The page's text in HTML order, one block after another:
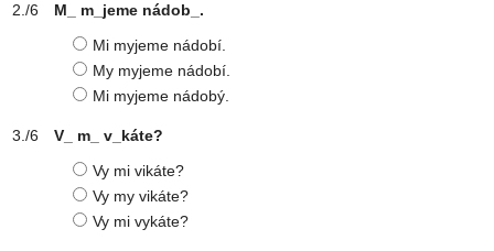
M_ m_jeme nádob_.
Mi myjeme nádobí.
My myjeme nádobí.
Mi myjeme nádobý.
V_ m_ v_káte?
Vy mi vikáte?
Vy my vikáte?
Vy mi vykáte?